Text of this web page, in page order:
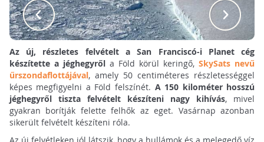
Az új, részletes felvételt a San Franciscó-i Planet cég
készítette a jéghegyrőla Föld körül keringő,SkySats nevű
űrszondaflottájával, amely 50 centiméteres részletességgel
képes megfigyelni a Föld felszínét. A 150 kilométer hosszú
jéghegyről tiszta felvételt készíteni nagy kihívás, mivel
gyakran borítják felette felhők az eget. Vasárnap azonban
sikerült felvételt készíteni róla.